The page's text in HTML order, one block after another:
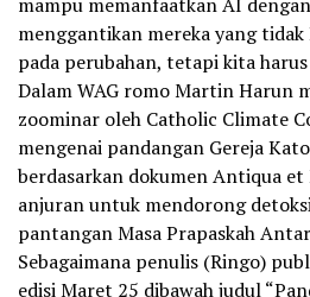
menggantikan mereka yang
pada perubahan, tetapi kita
Dalam WAG romo Martin Harun
zoominar oleh Catholic Climate
mengenai pandangan Gereja
berdasarkan dokumen Antiqua
anjuran untuk mendorong
pantangan Masa Prapaskah
Sebagaimana penulis (Ringo)
edisi Maret 25 dibawah judul